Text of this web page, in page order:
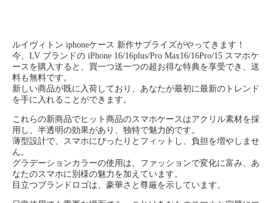
ルイヴィトン iphoneケース 新作サプライズがやってきます！
今、LV ブランドの iPhone 16/16plus/Pro Max16/16Pro/15 スマホケ
ースを購入すると、買一つ送一つの超お得な特典を享受でき、送
料も無料です。
新しい商品が既に入荷しており、あなたが最初に最新のトレンド
を手に入れることができます。
これらの新商品でヒット商品のスマホケースはアクリル素材を採
用し、半透明の効果があり、独特で魅力的です。
薄型設計で、スマホにぴったりとフィットし、負担を増やしませ
ん。
グラデーションカラーの使用は、ファッションで変化に富み、あ
なたのスマホに別様の魅力を加えています。
目立つブランドロゴは、豪華さと尊厳を示しています。